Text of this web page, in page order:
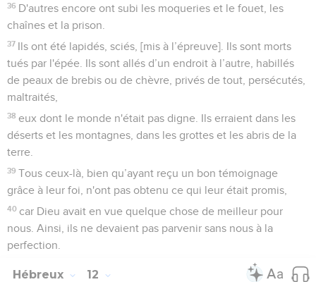
36 D'autres encore ont subi les moqueries et le fouet, les
chaînes et la prison.
37 Ils ont été lapidés, sciés, [mis à l’épreuve]. Ils sont morts
tués par l'épée. Ils sont allés d’un endroit à l’autre, habillés
de peaux de brebis ou de chèvre, privés de tout, persécutés,
maltraités,
38 eux dont le monde n'était pas digne. Ils erraient dans les
déserts et les montagnes, dans les grottes et les abris de la
terre.
39 Tous ceux-là, bien qu’ayant reçu un bon témoignage
grâce à leur foi, n'ont pas obtenu ce qui leur était promis,
40 car Dieu avait en vue quelque chose de meilleur pour
nous. Ainsi, ils ne devaient pas parvenir sans nous à la
perfection.
Hébreux 12